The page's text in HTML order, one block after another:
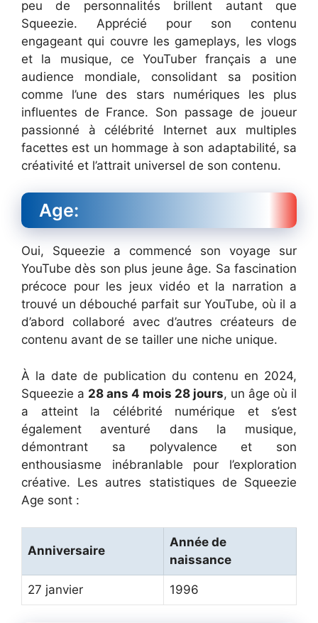
peu de personnalités brillent autant que
Squeezie. Apprécié pour son contenu
engageant qui couvre les gameplays, les vlogs
et la musique, ce YouTuber français a une
audience mondiale, consolidant sa position
comme l’une des stars numériques les plus
influentes de France. Son passage de joueur
passionné à célébrité Internet aux multiples
facettes est un hommage à son adaptabilité, sa
créativité et l’attrait universel de son contenu.
Age:
Oui, Squeezie a commencé son voyage sur
YouTube dès son plus jeune âge. Sa fascination
précoce pour les jeux vidéo et la narration a
trouvé un débouché parfait sur YouTube, où il a
d’abord collaboré avec d’autres créateurs de
contenu avant de se tailler une niche unique.
À la date de publication du contenu en 2024,
Squeezie a 28 ans 4 mois 28 jours, un âge où il
a atteint la célébrité numérique et s’est
également aventuré dans la musique,
démontrant sa polyvalence et son
enthousiasme inébranlable pour l’exploration
créative. Les autres statistiques de Squeezie
Age sont :
Anniversaire
Année de
naissance
27 janvier 1996